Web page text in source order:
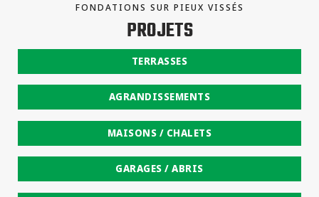
FONDATIONS SUR PIEUX VISSÉS
PROJETS
TERRASSES
AGRANDISSEMENTS
MAISONS / CHALETS
GARAGES / ABRIS